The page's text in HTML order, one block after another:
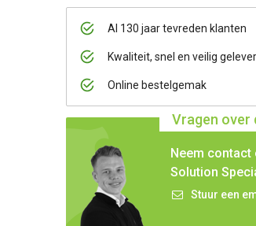
Al 130 jaar tevreden klanten
Kwaliteit, snel en veilig
Online bestelgemak
Vragen over
Neem contact
Solution
Stuur een